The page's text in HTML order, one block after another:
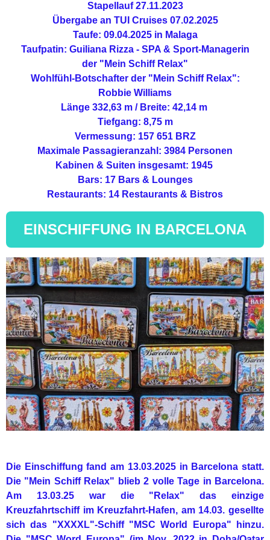
Stapellauf 27.11.2023
Übergabe an TUI Cruises 07.02.2025
Taufe: 09.04.2025 in Malaga
Taufpatin: Guiliana Rizza - SPA & Sport-Managerin
der "Mein Schiff Relax"
Wohlfühl-Botschafter der "Mein Schiff Relax":
Robbie Williams
Länge 332,63 m / Breite: 42,14 m
Tiefgang: 8,75 m
Vermessung: 157 651 BRZ
Maximale Passagieranzahl: 3984 Personen
Kabinen & Suiten insgesamt: 1945
Bars: 17 Bars & Lounges
Restaurants: 14 Restaurants & Bistros
EINSCHIFFUNG IN BARCELONA
Die Einschiffung fand am 13.03.2025 in Barcelona statt.
Die "Mein Schiff Relax" blieb 2 volle Tage in Barcelona.
Am 13.03.25 war die "Relax" das einzige
Kreuzfahrtschiff im Kreuzfahrt-Hafen, am 14.03. gesellte
sich das "XXXXL"-Schiff "MSC World Europa" hinzu.